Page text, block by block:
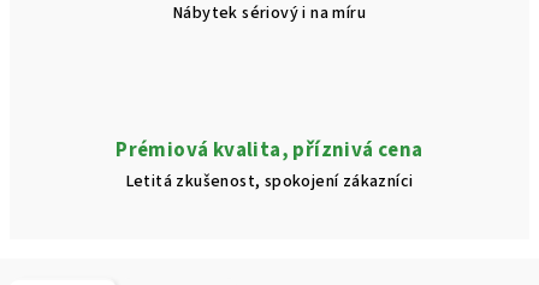
Nábytek sériový i na míru
Prémiová kvalita, příznivá cena
Letitá zkušenost, spokojení zákazníci